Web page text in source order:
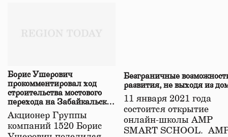
Борис Ушерович
прокомментировал ход
строительства мостового
перехода на Забайкальской
железной дороге
Акционер Группы
компаний 1520 Борис
Безграничные
развития, не выходя из
11 января 2021 года
состоится открытие
онлайн-школы АМР
SMART SCHOOL.